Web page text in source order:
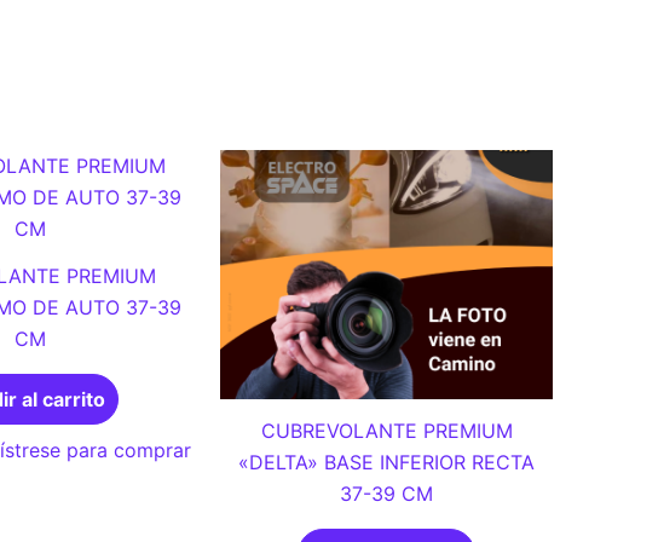
PREMIUM
DE AUTO 37-39
CM
al carrito
para comprar
CUBREVOLANTE PREMIUM
«DELTA» BASE INFERIOR RECTA
37-39 CM